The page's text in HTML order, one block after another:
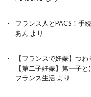
フランス人とPACS！手
あん より
【フランスで妊娠】つ
【第二子妊娠】第一子
フランス生活 より